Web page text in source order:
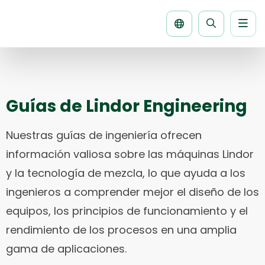
Buscar
Guías de Lindor Engineering
Nuestras guías de ingeniería ofrecen
información valiosa sobre las máquinas Lindor
y la tecnología de mezcla, lo que ayuda a los
ingenieros a comprender mejor el diseño de los
equipos, los principios de funcionamiento y el
rendimiento de los procesos en una amplia
gama de aplicaciones.